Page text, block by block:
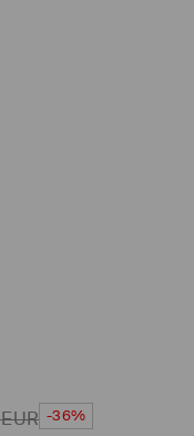
EUR -36%